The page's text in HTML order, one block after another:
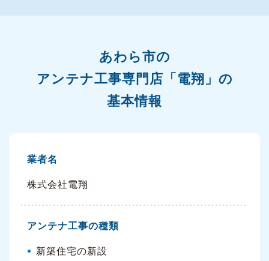
あわら市の
アンテナ工事専門店「電翔」の
基本情報
業者名
株式会社電翔
アンテナ工事の種類
新築住宅の新設